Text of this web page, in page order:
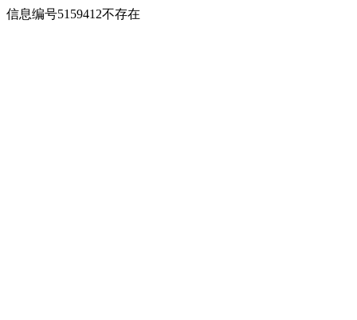
信息编号5159412不存在